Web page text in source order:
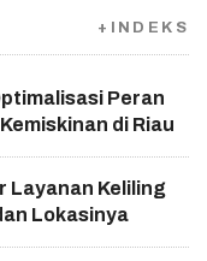
+INDEKS
Peran
di Riau
Layanan Keliling
Lokasinya